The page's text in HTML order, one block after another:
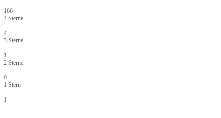
166
4 Sterne
4
3 Sterne
1
2 Sterne
0
1 Stern
1